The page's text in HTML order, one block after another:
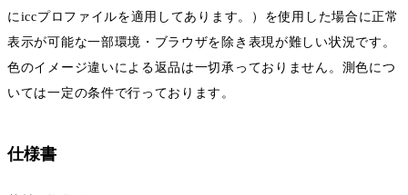
にiccプロファイルを適用してあります。）を使用した場合に正常
表示が可能な一部環境・ブラウザを除き表現が難しい状況です。
色のイメージ違いによる返品は一切承っておりません。測色につ
いては一定の条件で行っております。
仕様書